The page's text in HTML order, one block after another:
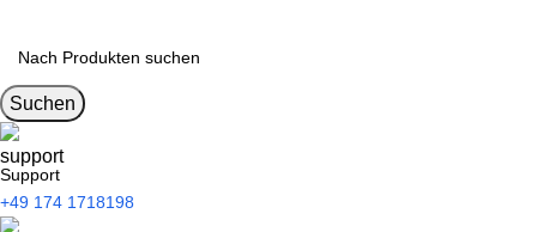
Suchen
Support
+49 174 1718198